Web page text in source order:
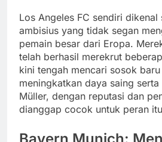
Los Angeles FC sendiri dikenal
ambisius yang tidak segan
pemain besar dari Eropa.
telah berhasil merekrut
kini tengah mencari sosok
meningkatkan daya saing
Müller, dengan reputasi dan
dianggap cocok untuk peran